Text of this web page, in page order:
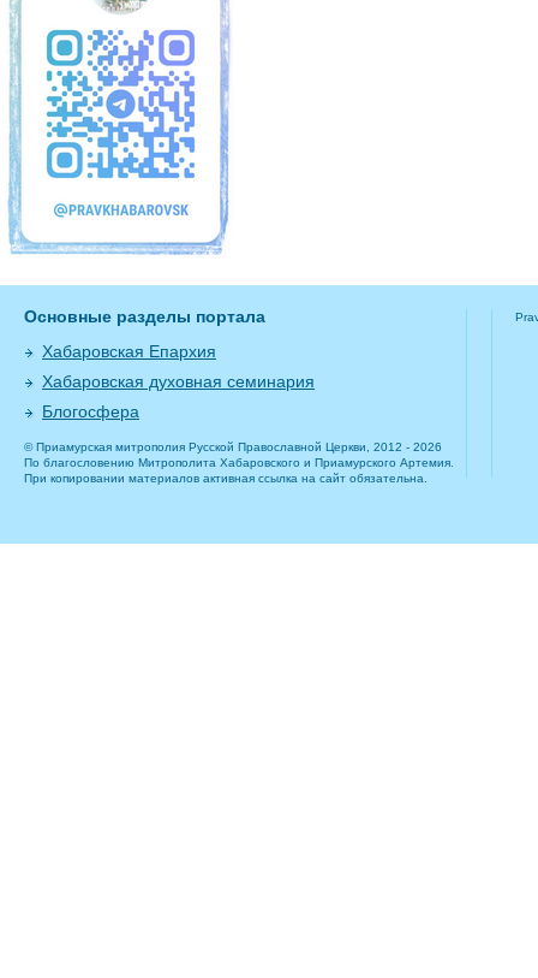
Основные разделы портала
Хабаровская Епархия
Хабаровская духовная семинария
Блогосфера
© Приамурская митрополия Русской Православной Церкви, 2012 - 2026
По благословению Митрополита Хабаровского и Приамурского Артемия.
При копировании материалов активная ссылка на сайт обязательна.